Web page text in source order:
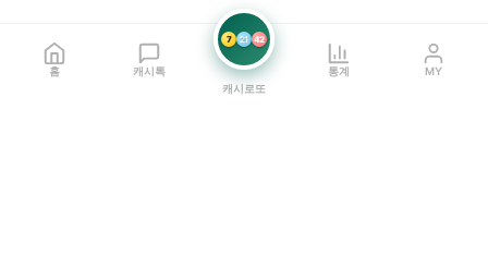
홈 캐시톡
7 21 42
캐시로또
통계 MY